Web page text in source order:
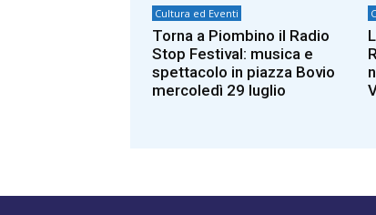
Cultura ed Eventi
Torna a Piombino il Radio
Stop Festival: musica e
spettacolo in piazza Bovio
mercoledì 29 luglio